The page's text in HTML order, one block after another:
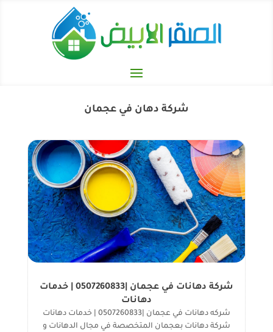
شركة دهان في عجمان
شركة دهانات في عجمان |0507260833 | خدمات
دهانات
شركه دهانات في عجمان |0507260833 | خدمات دهانات
شركة دهانات بعجمان المتخصصة في مجال الدهانات و